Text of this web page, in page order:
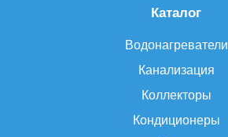
Каталог
Водонагреватели
Канализация
Коллекторы
Кондиционеры